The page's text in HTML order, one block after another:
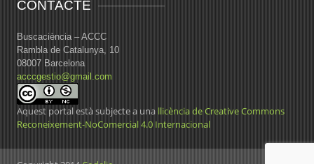
CONTACTE
Buscaciència – ACCC
Rambla de Catalunya, 10
08007 Barcelona
acccgestio@gmail.com
Aquest portal està subjecte a una llicència de Creative Commons
Reconeixement-NoComercial 4.0 Internacional